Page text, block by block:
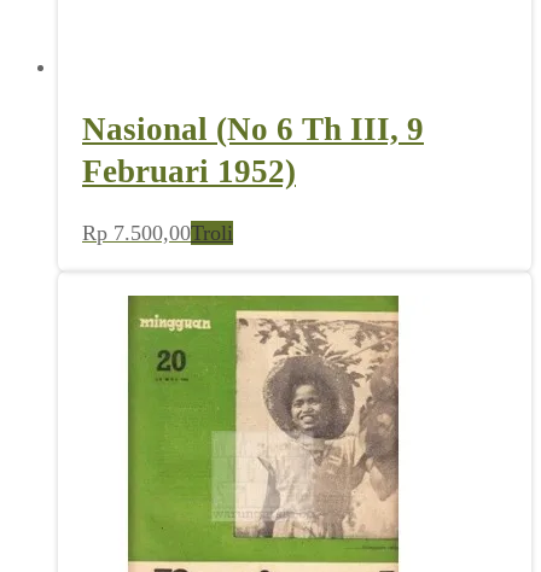
Nasional (No 6 Th III, 9
Februari 1952)
Rp 7.500,00Troli